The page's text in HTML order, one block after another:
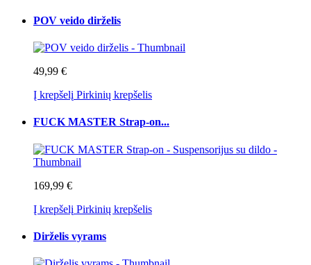
POV veido dirželis
49,99 €
Į krepšelį Pirkinių krepšelis
FUCK MASTER Strap-on...
169,99 €
Į krepšelį Pirkinių krepšelis
Dirželis vyrams